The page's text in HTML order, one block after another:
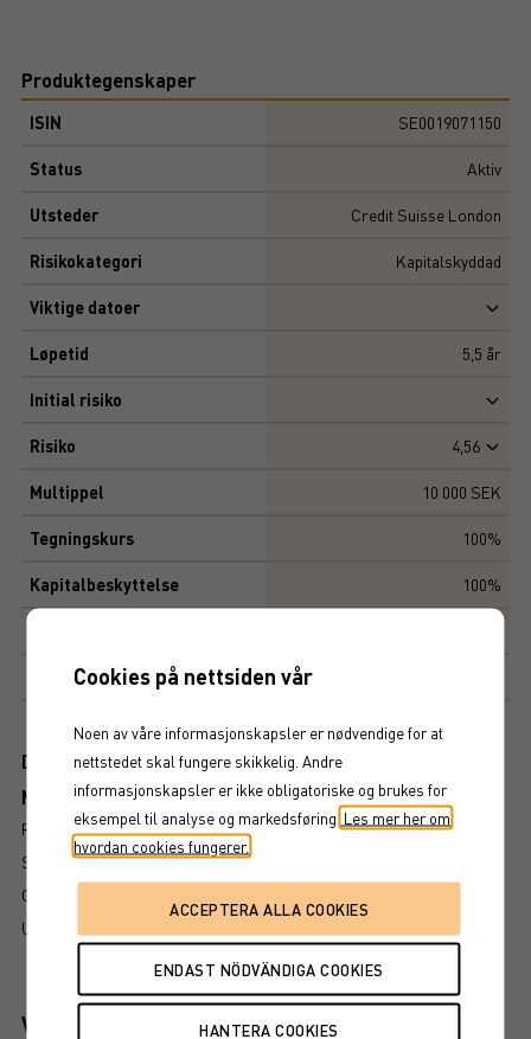
Produktegenskaper
ISIN SE0019071150
Status Aktiv
Utsteder Credit Suisse London
Risikokategori Kapitalskyddad
Viktige datoer
Løpetid 5,5 år
Initial risiko
Risiko 4,56
Multippel 10 000 SEK
Tegningskurs 100%
Kapitalbeskyttelse 100%
Markedsplass
Dokument
Mer information om produkten
RISIKO
SLIK LESER DU FAKTABLADET
GRUNDPROSPEKT
UTSKRIFT
Viktige egenskaper
Cookies på nettsiden vår
Noen av våre informasjonskapsler er nødvendige for at
nettstedet skal fungere skikkelig. Andre
informasjonskapsler er ikke obligatoriske og brukes for
eksempel til analyse og markedsføring. Les mer her om
hvordan cookies fungerer.